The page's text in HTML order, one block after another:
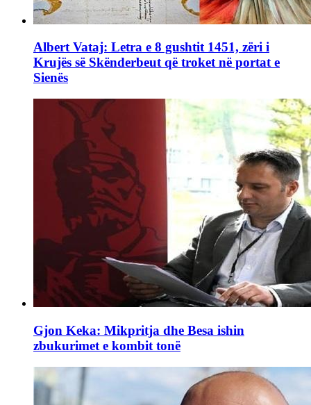
Albert Vataj: Letra e 8 gushtit 1451, zëri i
Krujës së Skënderbeut që troket në portat e
Sienës
Gjon Keka: Mikpritja dhe Besa ishin
zbukurimet e kombit tonë